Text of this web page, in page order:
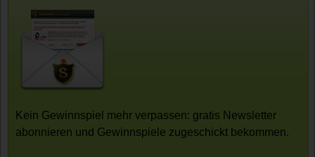
Kein Gewinnspiel mehr verpassen: gratis Newsletter
abonnieren und Gewinnspiele zugeschickt bekommen.